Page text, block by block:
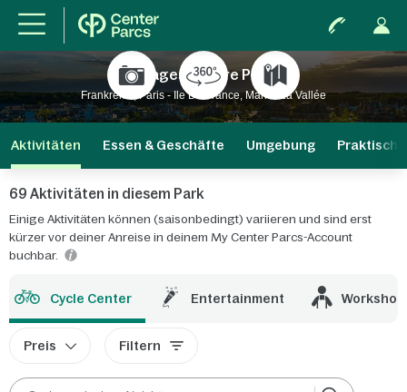
Villages Nature Paris
Frankreich, Paris - Ile De France, Marne La Vallée
Aktivitäten Essen & Geschäfte Umgebung
69 Aktivitäten in diesem Park
Einige Aktivitäten können (saisonbedingt) variieren und sind erst
kürzer vor deiner Anreise in deinem My Center Parcs-Account
buchbar.
Cycle Center Entertainment
Preis Filtern